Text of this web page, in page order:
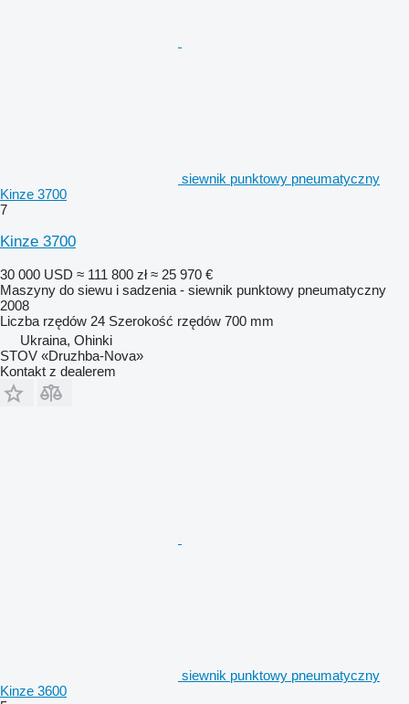
siewnik punktowy pneumatyczny
Kinze 3700
7
Kinze 3700
30 000 USD ≈ 111 800 zł ≈ 25 970 €
Maszyny do siewu i sadzenia - siewnik punktowy pneumatyczny
2008
Liczba rzędów 24 Szerokość rzędów 700 mm
Ukraina, Ohinki
STOV «Druzhba-Nova»
Kontakt z dealerem
siewnik punktowy pneumatyczny
Kinze 3600